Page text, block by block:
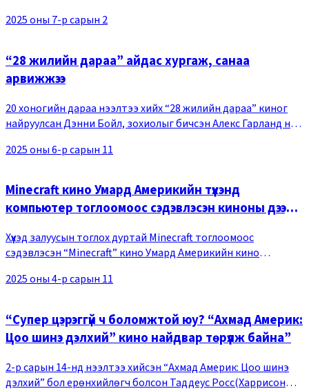
аюултай арал дээр очсон Зора (Скарлетт Йоханссон
2025 оны 7-р сарын 2
“28 жилийн дараа” айдас хургаж, санаа
арвижжээ
20 хоногийн дараа нээлтээ хийх “28 жилийн дараа” киног
найруулсан Дэнни Бойл, зохиолыг бичсэн Алекс Гарланд нар
хүмүүсийн онцлог зэрэг сонирх
2025 оны 6-р сарын 11
Minecraft кино Умард Америкийн түүхэнд
компьютер тоглоомоос сэдэвлэсэн киноны дээд
Хүүхэд залуусын тоглох дуртай Minecraft тоглоомоос
сэдэвлэсэн “Minecraft” кино Умард Америкийн кино
дундаа дээд амжилт тогтоолоо. Box Office Mojo с
2025 оны 4-р сарын 11
“Супер цэрэггүй ч боломжтой юу? “Ахмад Америк:
Цоо шинэ дэлхий” кино найдвар төрүүлж байна”
2-р сарын 14-нд нээлтээ хийсэн “Ахмад Америк: Цоо шинэ
дэлхий” бол ерөнхийлөгч болсон Таддеус Росс(Харрисон